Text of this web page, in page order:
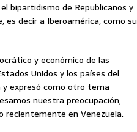
bipartidismo de Republicanos y
decir a Iberoamérica, como su
y económico de las
Unidos y los países del
y expresó como otro tema
nuestra preocupación,
recientemente en Venezuela.